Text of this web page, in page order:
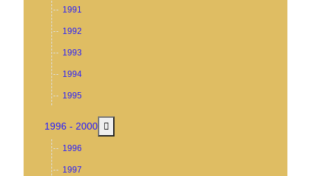
1991
1992
1993
1994
1995
1996 - 2000
1996
1997